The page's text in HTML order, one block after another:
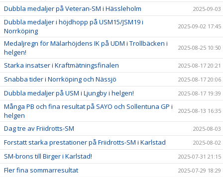
Dubbla medaljer på Veteran-SM i Hässleholm 2025-09-03
Dubbla medaljer i höjdhopp på USM15/JSM19 i
Norrköping
2025-09-02 17:45
Medaljregn för Mälarhöjdens IK på UDM i Trollbäcken i
helgen!
2025-08-25 10:50
Starka insatser i Kraftmätningsfinalen 2025-08-17 20:21
Snabba tider i Norrköping och Nässjö 2025-08-17 20:06
Dubbla medaljer på USM i Ljungby i helgen! 2025-08-17 19:39
Många PB och fina resultat på SAYO och Sollentuna GP i
helgen
2025-08-13 16:35
Dag tre av Friidrotts-SM 2025-08-03
Forstatt starka prestationer på Friidrotts-SM i Karlstad 2025-08-02
SM-brons till Birger i Karlstad! 2025-07-31 21:15
Fler fina sommarresultat 2025-07-29 18:29